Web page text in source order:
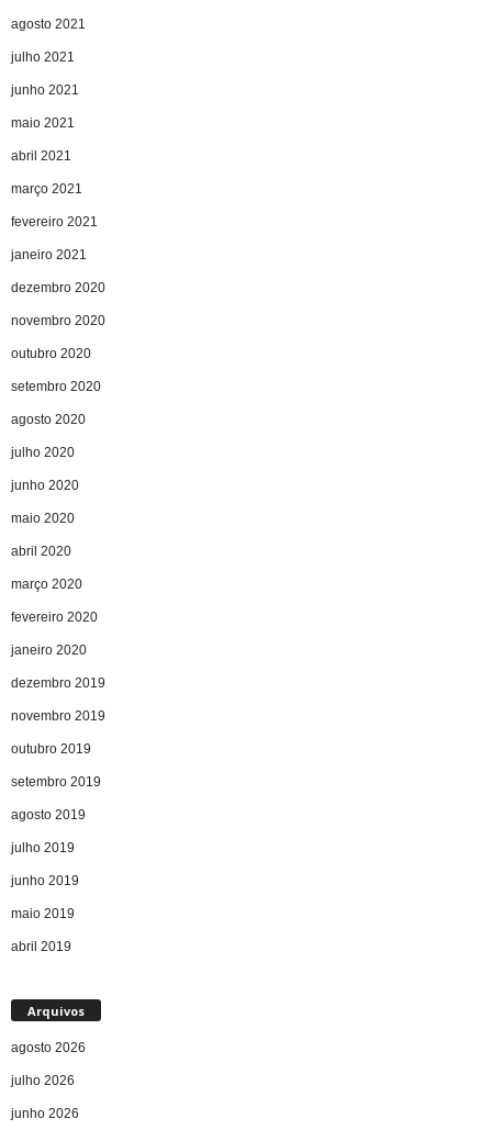
agosto 2021
julho 2021
junho 2021
maio 2021
abril 2021
março 2021
fevereiro 2021
janeiro 2021
dezembro 2020
novembro 2020
outubro 2020
setembro 2020
agosto 2020
julho 2020
junho 2020
maio 2020
abril 2020
março 2020
fevereiro 2020
janeiro 2020
dezembro 2019
novembro 2019
outubro 2019
setembro 2019
agosto 2019
julho 2019
junho 2019
maio 2019
abril 2019
Arquivos
agosto 2026
julho 2026
junho 2026